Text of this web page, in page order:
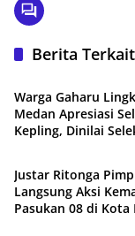
Berita
Daerah
Warga Gaharu
Medan Apresiasi
Kepling, Dinilai
Uncategorized
Justar Ritonga
Langsung Aksi
Pasukan 08 di Kota
Daerah